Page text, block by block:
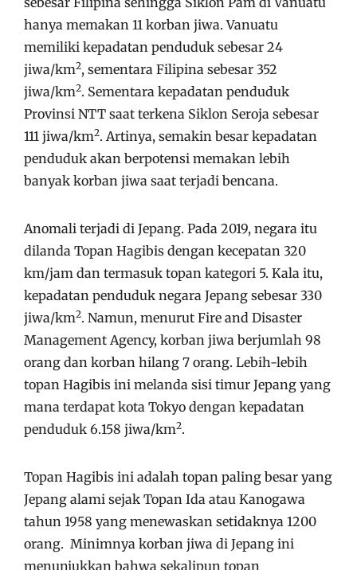
hanya memakan 11 korban jiwa. Vanuatu
memiliki kepadatan penduduk sebesar 24
jiwa/km2, sementara Filipina sebesar 352
jiwa/km2. Sementara kepadatan penduduk
Provinsi NTT saat terkena Siklon Seroja sebesar
111 jiwa/km2. Artinya, semakin besar kepadatan
penduduk akan berpotensi memakan lebih
banyak korban jiwa saat terjadi bencana.
Anomali terjadi di Jepang. Pada 2019, negara itu
dilanda Topan Hagibis dengan kecepatan 320
km/jam dan termasuk topan kategori 5. Kala itu,
kepadatan penduduk negara Jepang sebesar 330
jiwa/km2. Namun, menurut Fire and Disaster
Management Agency, korban jiwa berjumlah 98
orang dan korban hilang 7 orang. Lebih-lebih
topan Hagibis ini melanda sisi timur Jepang yang
mana terdapat kota Tokyo dengan kepadatan
penduduk 6.158 jiwa/km2.
Topan Hagibis ini adalah topan paling besar yang
Jepang alami sejak Topan Ida atau Kanogawa
tahun 1958 yang menewaskan setidaknya 1200
orang. Minimnya korban jiwa di Jepang ini
menunjukkan bahwa sekalipun topan